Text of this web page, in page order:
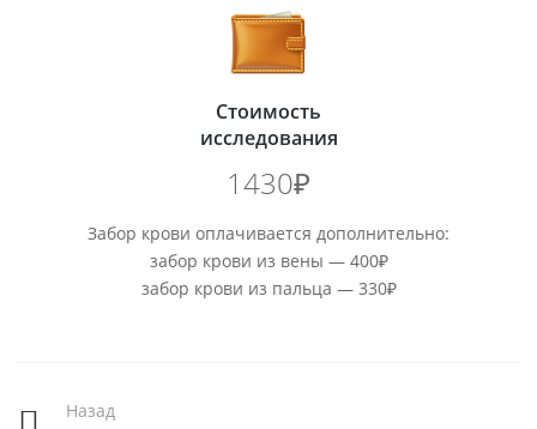
Стоимость
исследования
1430₽
Забор крови оплачивается дополнительно:
забор крови из вены — 400₽
забор крови из пальца — 330₽
Назад